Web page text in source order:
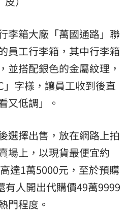
李箱大廠「萬國通路」聯
員工行李箱，其中行李箱
並搭配銀色的金屬紋理，
」字樣，讓員工收到後直
又低調」。
選擇出售，放在網路上拍
場上，以現貨最便宜約
達1萬5000元，至於預購
有人開出代購價49萬9999
門程度。